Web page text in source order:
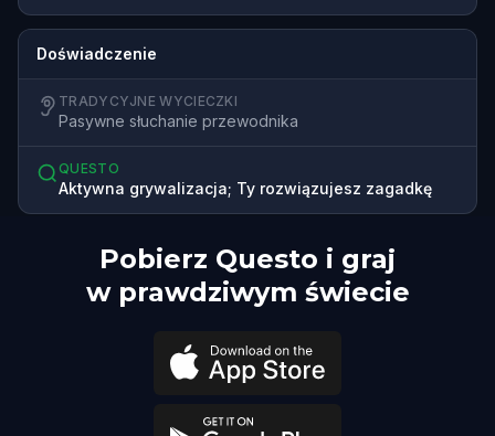
Doświadczenie
TRADYCYJNE WYCIECZKI
Pasywne słuchanie przewodnika
QUESTO
Aktywna grywalizacja; Ty rozwiązujesz zagadkę
Pobierz Questo i graj
w prawdziwym świecie